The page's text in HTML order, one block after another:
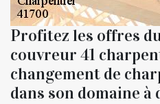
Profitez les offres
couvreur 41
changement de
dans son domaine à